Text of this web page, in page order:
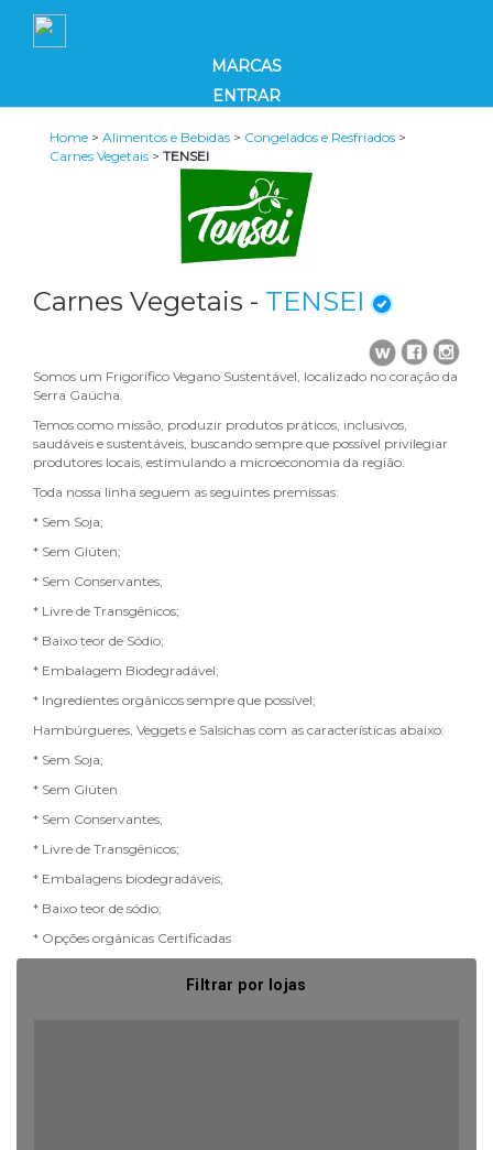
MARCAS
ENTRAR
Home > Alimentos e Bebidas > Congelados e Resfriados >
Carnes Vegetais > TENSEI
Carnes Vegetais - TENSEI
Somos um Frigorífico Vegano Sustentável, localizado no coração da
Serra Gaúcha.
Temos como missão, produzir produtos práticos, inclusivos,
saudáveis e sustentáveis, buscando sempre que possível privilegiar
produtores locais, estimulando a microeconomia da região.
Toda nossa linha seguem as seguintes premissas:
* Sem Soja;
* Sem Glúten;
* Sem Conservantes;
* Livre de Transgênicos;
* Baixo teor de Sódio;
* Embalagem Biodegradável;
* Ingredientes orgânicos sempre que possível;
Hambúrgueres, Veggets e Salsichas com as características abaixo:
* Sem Soja;
* Sem Glúten
* Sem Conservantes;
* Livre de Transgênicos;
* Embalagens biodegradáveis;
* Baixo teor de sódio;
* Opções orgânicas Certificadas